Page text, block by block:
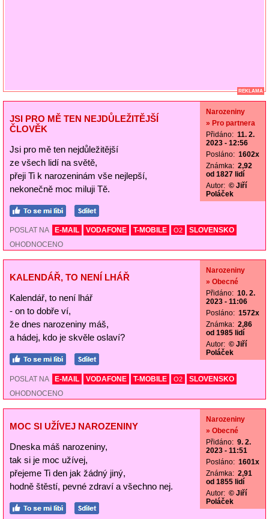
REKLAMA
JSI PRO MĚ TEN NEJDŮLEŽITĚJŠÍ
ČLOVĚK
Jsi pro mě ten nejdůležitější
ze všech lidí na světě,
přeji Ti k narozeninám vše nejlepší,
nekonečně moc miluji Tě.
Narozeniny
» Pro partnera
Přidáno: 11. 2.
2023 - 12:56
Posláno: 1602x
Známka: 2,92
od 1827 lidí
Autor: © Jiří
Poláček
POSLAT NA E-MAIL VODAFONE T-MOBILE O2
SLOVENSKO
OHODNOCENO
KALENDÁŘ, TO NENÍ LHÁŘ
Kalendář, to není lhář
- on to dobře ví,
že dnes narozeniny máš,
a hádej, kdo je skvěle oslaví?
Narozeniny
» Obecné
Přidáno: 10. 2.
2023 - 11:06
Posláno: 1572x
Známka: 2,86
od 1985 lidí
Autor: © Jiří
Poláček
POSLAT NA E-MAIL VODAFONE T-MOBILE O2
SLOVENSKO
OHODNOCENO
MOC SI UŽÍVEJ NAROZENINY
Dneska máš narozeniny,
tak si je moc užívej,
přejeme Ti den jak žádný jiný,
hodně štěstí, pevné zdraví a všechno nej.
Narozeniny
» Obecné
Přidáno: 9. 2.
2023 - 11:51
Posláno: 1601x
Známka: 2,91
od 1855 lidí
Autor: © Jiří
Poláček